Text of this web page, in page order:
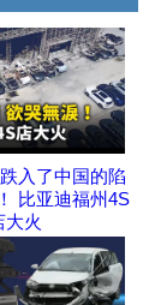
入了中国的陷
比亚迪福州4S
大火